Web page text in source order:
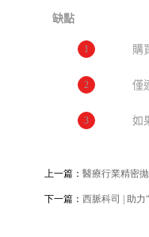
缺點
1 購
2 僅
3 如
上一篇： 醫療行業精密
下一篇： 西脈科司 | 助